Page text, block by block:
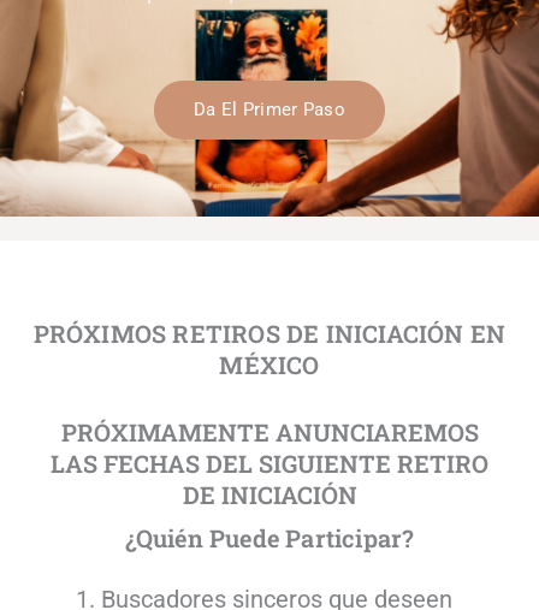
Da El Primer Paso
PRÓXIMOS RETIROS DE INICIACIÓN EN
MÉXICO
PRÓXIMAMENTE ANUNCIAREMOS
LAS FECHAS DEL SIGUIENTE RETIRO
DE INICIACIÓN
¿Quién Puede Participar?
Buscadores sinceros que deseen